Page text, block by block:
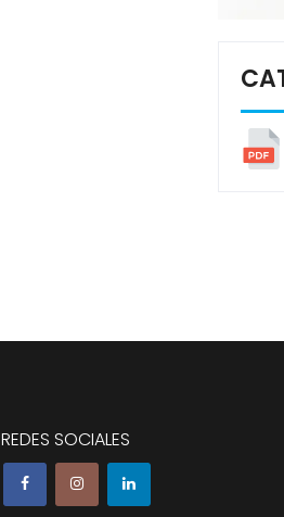
REDES SOCIALES